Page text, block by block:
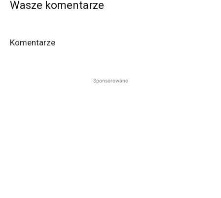
Wasze komentarze
Komentarze
Sponsorowane